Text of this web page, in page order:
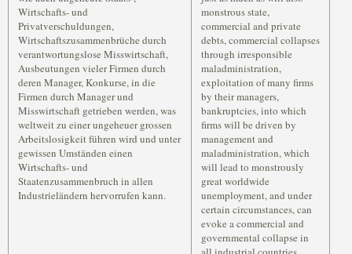
Wirtschafts- und
Privatverschuldungen,
Wirtschaftszusammenbrüche durch
verantwortungslose Misswirtschaft,
Ausbeutungen vieler Firmen durch
deren Manager, Konkurse, in die
Firmen durch Manager und
Misswirtschaft getrieben werden, was
weltweit zu einer ungeheuer grossen
Arbeitslosigkeit führen wird und unter
gewissen Umständen einen
Wirtschafts- und
Staatenzusammenbruch in allen
Industrieländern hervorrufen kann.
monstrous state,
commercial and private
debts, commercial collapses
through irresponsible
maladministration,
exploitation of many firms
by their managers,
bankruptcies, into which
firms will be driven by
management and
maladministration, which
will lead to monstrously
great worldwide
unemployment, and under
certain circumstances, can
evoke a commercial and
governmental collapse in